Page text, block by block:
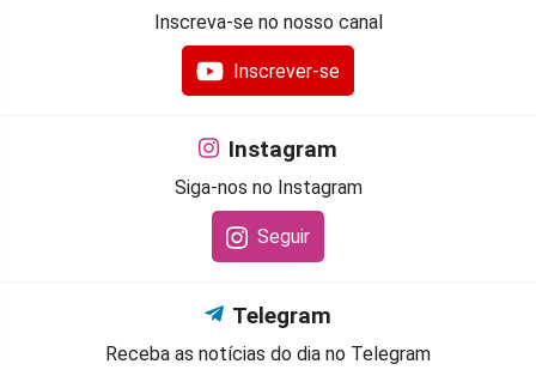
Inscreva-se no nosso canal
Inscrever-se
Instagram
Siga-nos no Instagram
Seguir
Telegram
Receba as notícias do dia no Telegram